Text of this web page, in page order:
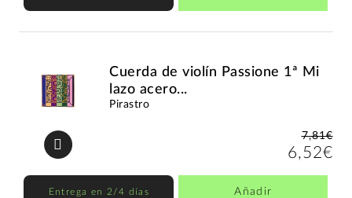
Cuerda de violín Passione 1ª Mi
lazo acero...
Pirastro
7,81€
6,52€
Entrega en 2/4 días Añadir